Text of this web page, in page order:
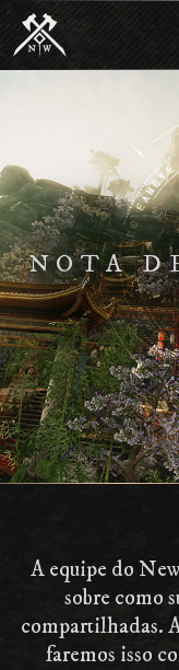
NOTA
A equipe do
sobre como
compartilhadas.
faremos isso